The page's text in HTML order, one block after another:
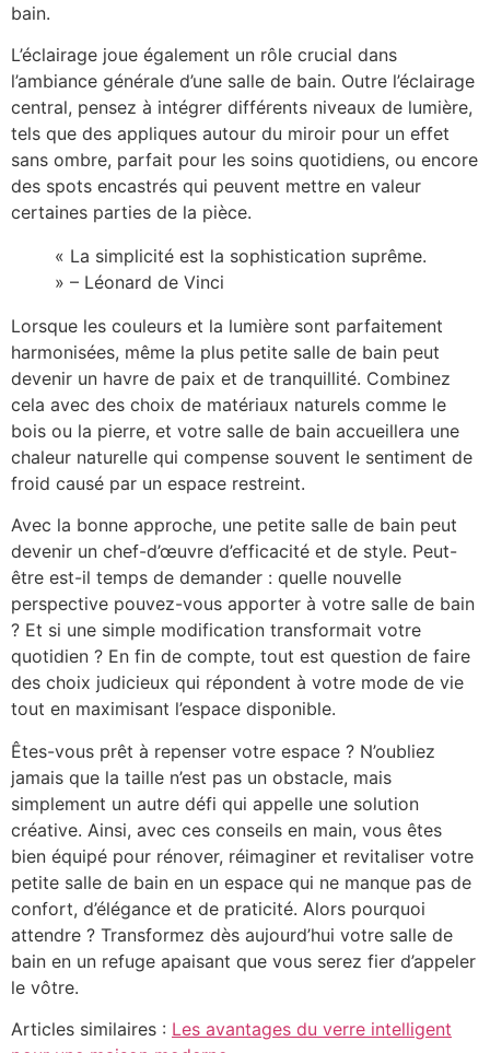
bain.
L’éclairage joue également un rôle crucial dans
l’ambiance générale d’une salle de bain. Outre l’éclairage
central, pensez à intégrer différents niveaux de lumière,
tels que des appliques autour du miroir pour un effet
sans ombre, parfait pour les soins quotidiens, ou encore
des spots encastrés qui peuvent mettre en valeur
certaines parties de la pièce.
« La simplicité est la sophistication suprême.
» – Léonard de Vinci
Lorsque les couleurs et la lumière sont parfaitement
harmonisées, même la plus petite salle de bain peut
devenir un havre de paix et de tranquillité. Combinez
cela avec des choix de matériaux naturels comme le
bois ou la pierre, et votre salle de bain accueillera une
chaleur naturelle qui compense souvent le sentiment de
froid causé par un espace restreint.
Avec la bonne approche, une petite salle de bain peut
devenir un chef-d’œuvre d’efficacité et de style. Peut-
être est-il temps de demander : quelle nouvelle
perspective pouvez-vous apporter à votre salle de bain
? Et si une simple modification transformait votre
quotidien ? En fin de compte, tout est question de faire
des choix judicieux qui répondent à votre mode de vie
tout en maximisant l’espace disponible.
Êtes-vous prêt à repenser votre espace ? N’oubliez
jamais que la taille n’est pas un obstacle, mais
simplement un autre défi qui appelle une solution
créative. Ainsi, avec ces conseils en main, vous êtes
bien équipé pour rénover, réimaginer et revitaliser votre
petite salle de bain en un espace qui ne manque pas de
confort, d’élégance et de praticité. Alors pourquoi
attendre ? Transformez dès aujourd’hui votre salle de
bain en un refuge apaisant que vous serez fier d’appeler
le vôtre.
Articles similaires : Les avantages du verre intelligent